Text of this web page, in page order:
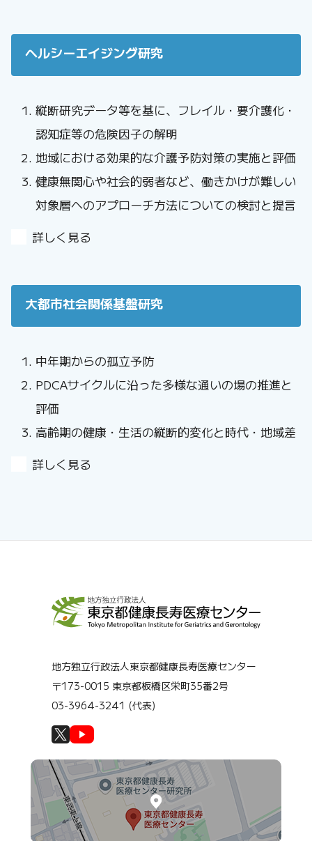
ヘルシーエイジング研究
縦断研究データ等を基に、フレイル・要介護化・
認知症等の危険因子の解明
地域における効果的な介護予防対策の実施と評価
健康無関心や社会的弱者など、働きかけが難しい
対象層へのアプローチ方法についての検討と提言
詳しく見る
大都市社会関係基盤研究
中年期からの孤立予防
PDCAサイクルに沿った多様な通いの場の推進と
評価
高齢期の健康・生活の縦断的変化と時代・地域差
詳しく見る
地方独立行政法人東京都健康長寿医療センター
〒173-0015 東京都板橋区栄町35番2号
03-3964-3241 (代表)